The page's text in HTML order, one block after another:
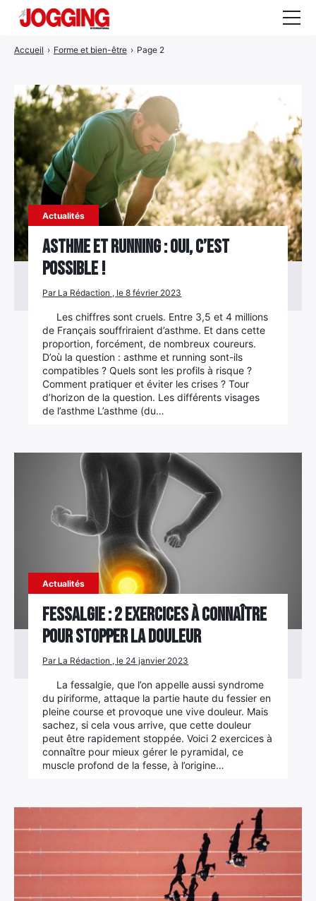
Accueil › Forme et bien-être › Page 2
Actualités
Asthme et running : oui, c’est
possible !
Par La Rédaction , le 8 février 2023
Les chiffres sont cruels. Entre 3,5 et 4 millions
de Français souffriraient d’asthme. Et dans cette
proportion, forcément, de nombreux coureurs.
D’où la question : asthme et running sont-ils
compatibles ? Quels sont les profils à risque ?
Comment pratiquer et éviter les crises ? Tour
d’horizon de la question. Les différents visages
de l’asthme L’asthme (du…
Actualités
Fessalgie : 2 exercices à connaître
pour stopper la douleur
Par La Rédaction , le 24 janvier 2023
La fessalgie, que l’on appelle aussi syndrome
du piriforme, attaque la partie haute du fessier en
pleine course et provoque une vive douleur. Mais
sachez, si cela vous arrive, que cette douleur
peut être rapidement stoppée. Voici 2 exercices à
connaître pour mieux gérer le pyramidal, ce
muscle profond de la fesse, à l’origine…
Actualités
Rencontres
Courses
Equipement
Entraînement
Santé
CALENDRIER
COURSES
Élément
de
menu
Élément
de
menu
Élément
de
menu